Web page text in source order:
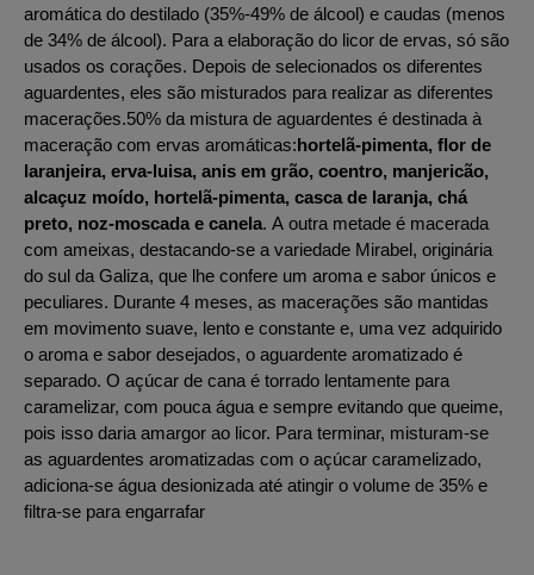
aromática do destilado (35%-49% de álcool) e caudas (menos
de 34% de álcool). Para a elaboração do licor de ervas, só são
usados os corações. Depois de selecionados os diferentes
aguardentes, eles são misturados para realizar as diferentes
macerações.50% da mistura de aguardentes é destinada à
maceração com ervas aromáticas:hortelã-pimenta, flor de
laranjeira, erva-luisa, anis em grão, coentro, manjericão,
alcaçuz moído, hortelã-pimenta, casca de laranja, chá
preto, noz-moscada e canela. A outra metade é macerada
com ameixas, destacando-se a variedade Mirabel, originária
do sul da Galiza, que lhe confere um aroma e sabor únicos e
peculiares. Durante 4 meses, as macerações são mantidas
em movimento suave, lento e constante e, uma vez adquirido
o aroma e sabor desejados, o aguardente aromatizado é
separado. O açúcar de cana é torrado lentamente para
caramelizar, com pouca água e sempre evitando que queime,
pois isso daria amargor ao licor. Para terminar, misturam-se
as aguardentes aromatizadas com o açúcar caramelizado,
adiciona-se água desionizada até atingir o volume de 35% e
filtra-se para engarrafar